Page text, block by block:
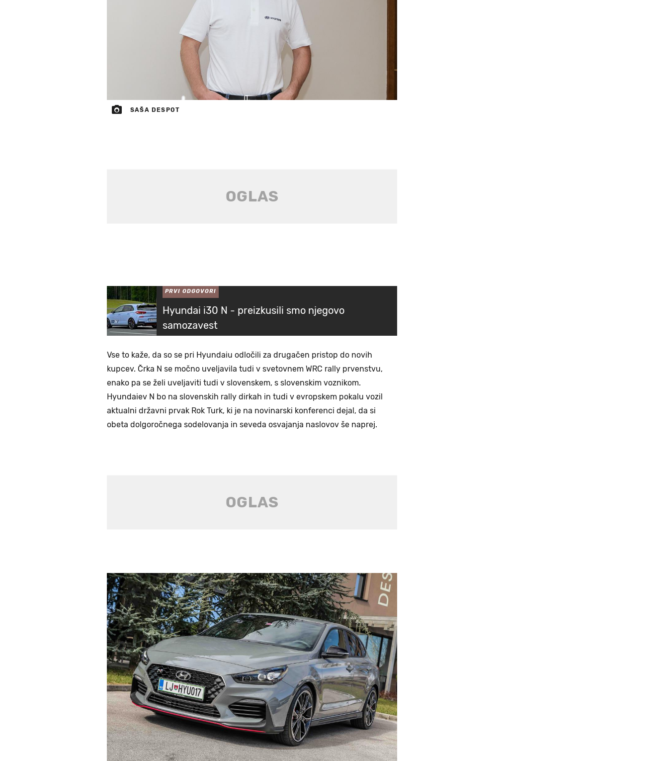
SAŠA DESPOT
PRVI ODGOVORI
Hyundai i30 N - preizkusili smo njegovo
samozavest
Vse to kaže, da so se pri Hyundaiu odločili za drugačen pristop do novih
kupcev. Črka N se močno uveljavila tudi v svetovnem WRC rally prvenstvu,
enako pa se želi uveljaviti tudi v slovenskem, s slovenskim voznikom.
Hyundaiev N bo na slovenskih rally dirkah in tudi v evropskem pokalu vozil
aktualni državni prvak Rok Turk, ki je na novinarski konferenci dejal, da si
obeta dolgoročnega sodelovanja in seveda osvajanja naslovov še naprej.